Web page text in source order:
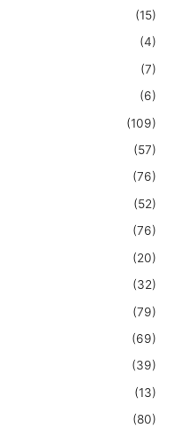
(15)
(4)
(7)
(6)
(109)
(57)
(76)
(52)
(76)
(20)
(32)
(79)
(69)
(39)
(13)
(80)